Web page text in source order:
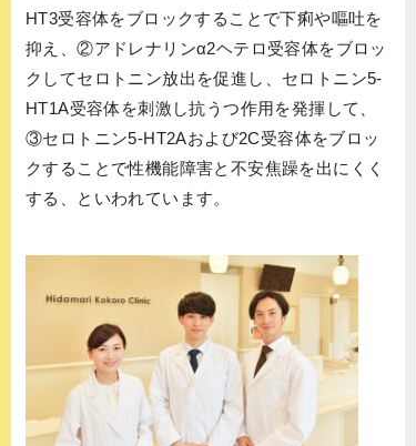
HT3受容体をブロックすることで下痢や嘔吐を
抑え、②アドレナリンα2ヘテロ受容体をブロッ
クしてセロトニン放出を促進し、セロトニン5-
HT1A受容体を刺激し抗うつ作用を発揮して、
③セロトニン5-HT2Aおよび2C受容体をブロッ
クすることで性機能障害と不安焦躁を出にくく
する、といわれています。